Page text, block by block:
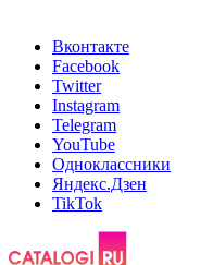
Вконтакте
Facebook
Twitter
Instagram
Telegram
YouTube
Одноклассники
Яндекс.Дзен
TikTok